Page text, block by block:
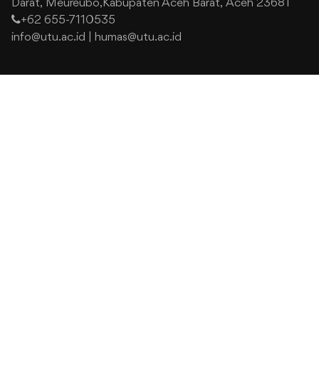
Darat, Meureubo,Kabupaten Aceh Barat, Aceh 23681
+62 655-7110535
info@utu.ac.id
humas@utu.ac.id